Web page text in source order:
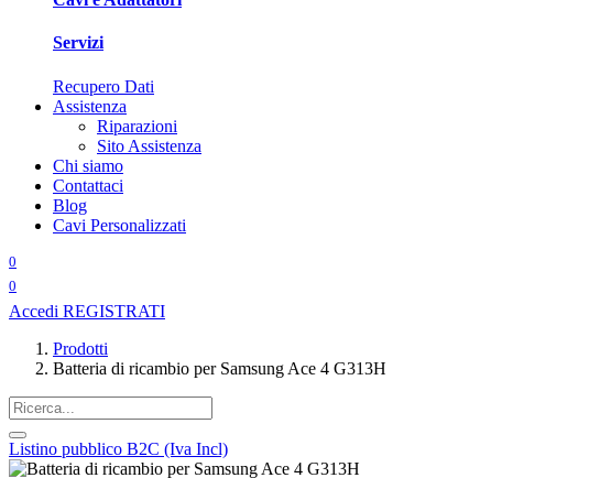
Servizi
Recupero Dati
Assistenza
Riparazioni
Sito Assistenza
Chi siamo
Contattaci
Blog
Cavi Personalizzati
0
0
Accedi REGISTRATI
Prodotti
Batteria di ricambio per Samsung Ace 4 G313H
Listino pubblico B2C (Iva Incl)